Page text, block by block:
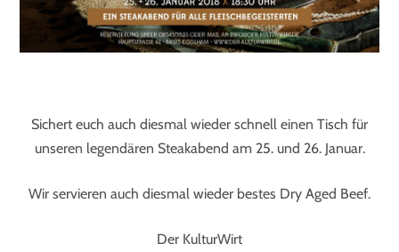
Sichert euch auch diesmal wieder schnell einen Tisch für
unseren legendären Steakabend am 25. und 26. Januar.
Wir servieren auch diesmal wieder bestes Dry Aged Beef.
Der KulturWirt